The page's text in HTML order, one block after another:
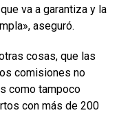
va a garantiza y la
aseguró.
cosas, que las
comisiones no
como tampoco
con más de 200